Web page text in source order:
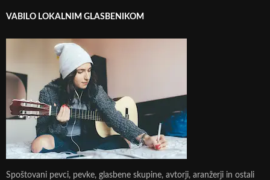
VABILO LOKALNIM GLASBENIKOM
Spoštovani pevci, pevke, glasbene skupine, avtorji, aranžerji in ostali